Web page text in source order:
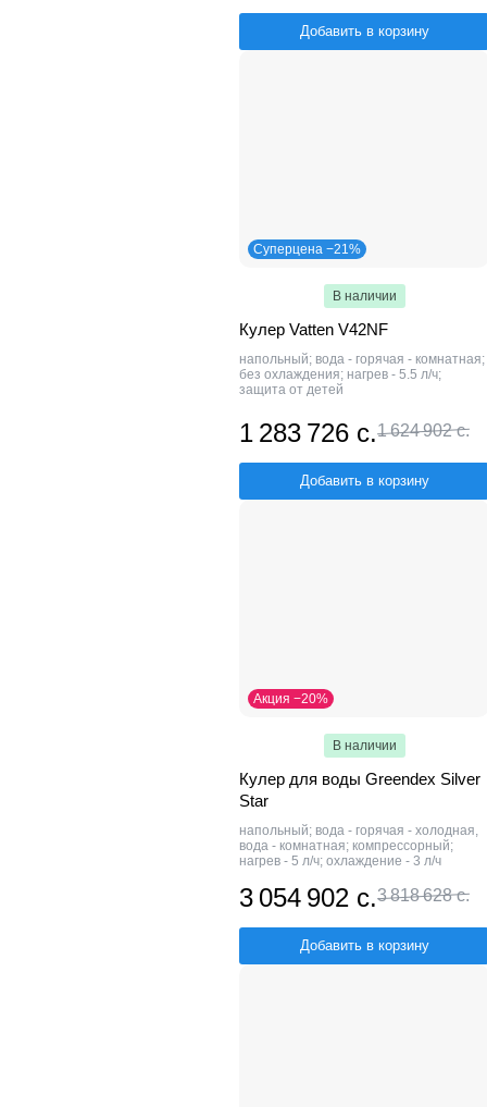
Добавить в корзину
Суперцена −21%
В наличии
Кулер Vatten V42NF
напольный; вода - горячая - комнатная;
без охлаждения; нагрев - 5.5 л/ч;
защита от детей
1 283 726 с.1 624 902 с.
Добавить в корзину
Акция −20%
В наличии
Кулер для воды Greendex Silver
Star
напольный; вода - горячая - холодная,
вода - комнатная; компрессорный;
нагрев - 5 л/ч; охлаждение - 3 л/ч
3 054 902 с.3 818 628 с.
Добавить в корзину